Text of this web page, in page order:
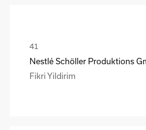
Nestlé Schöller Produktions
Fikri Yildirim